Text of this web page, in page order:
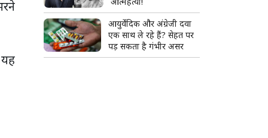
आयुर्वेदिक और अंग्रेजी दवा
एक साथ ले रहे हैं? सेहत पर
पड़ सकता है गंभीर असर